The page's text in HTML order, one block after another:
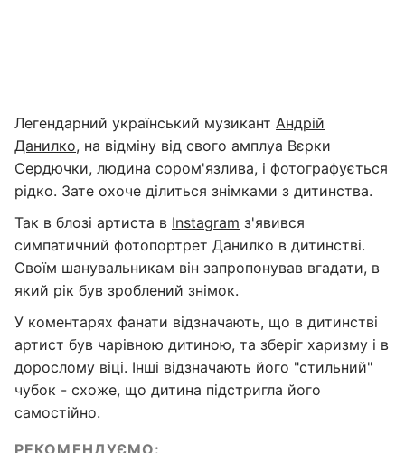
Легендарний український музикант Андрій
Данилко, на відміну від свого амплуа Вєрки
Сердючки, людина сором'язлива, і фотографується
рідко. Зате охоче ділиться знімками з дитинства.
Так в блозі артиста в Instagram з'явився
симпатичний фотопортрет Данилко в дитинстві.
Своїм шанувальникам він запропонував вгадати, в
який рік був зроблений знімок.
У коментарях фанати відзначають, що в дитинстві
артист був чарівною дитиною, та зберіг харизму і в
дорослому віці. Інші відзначають його "стильний"
чубок - схоже, що дитина підстригла його
самостійно.
РЕКОМЕНДУЄМО: